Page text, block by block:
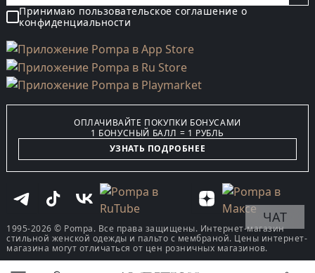
Принимаю пользовательское соглашение о
конфиденциальности
ОПЛАЧИВАЙТЕ ПОКУПКИ БОНУСАМИ
1 БОНУСНЫЙ БАЛЛ = 1 РУБЛЬ
УЗНАТЬ ПОДРОБНЕЕ
1995-2026 © Pompa. Все права защищены. Интернет-магазин
стильной женской одежды и пальто с мембраной. Цены интернет-
магазина могут отличаться от цен розничных магазинов.
ЧАТ